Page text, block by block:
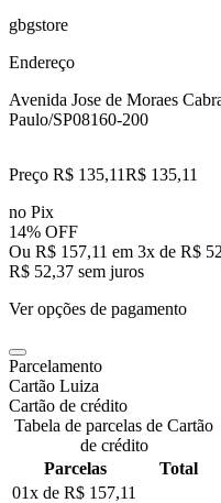
gbgstore
Endereço
Avenida Jose de Moraes
Paulo/SP08160-200
Preço R$ 135,11R$ 135,11
no Pix
14% OFF
Ou R$ 157,11 em 3x de R$
R$ 52,37 sem juros
Ver opções de pagamento
Parcelamento
Cartão Luiza
Cartão de crédito
Tabela de parcelas de Cartão
de crédito
Parcelas
Total
01x de R$ 157,11